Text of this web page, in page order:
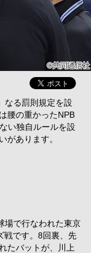
なる罰則規定を設
腰の重かったNPB
い独自ルールを設
があります。
場で行なわれた東京
戦です。8回裏、先
たバットが、川上